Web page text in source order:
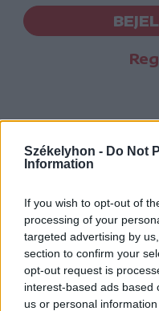
Székelyhon - Do Not
Information
If you wish to opt-out of
processing of your
targeted advertising by
section to confirm your
opt-out request is
interest-based ads based
us or personal
Hasznos
Impresszum